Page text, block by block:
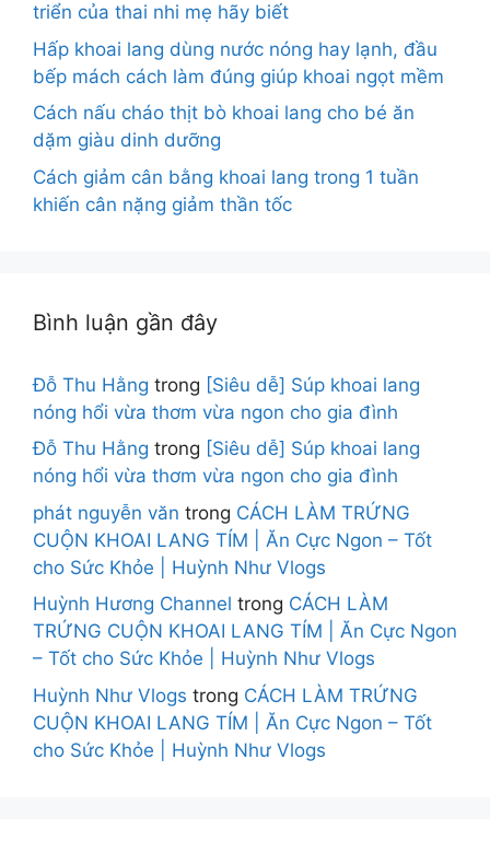
triển của thai nhi mẹ hãy biết
Hấp khoai lang dùng nước nóng hay lạnh, đầu
bếp mách cách làm đúng giúp khoai ngọt mềm
Cách nấu cháo thịt bò khoai lang cho bé ăn
dặm giàu dinh dưỡng
Cách giảm cân bằng khoai lang trong 1 tuần
khiến cân nặng giảm thần tốc
Bình luận gần đây
Đỗ Thu Hằng trong [Siêu dễ] Súp khoai lang
nóng hổi vừa thơm vừa ngon cho gia đình
Đỗ Thu Hằng trong [Siêu dễ] Súp khoai lang
nóng hổi vừa thơm vừa ngon cho gia đình
phát nguyễn văn trong CÁCH LÀM TRỨNG
CUỘN KHOAI LANG TÍM | Ăn Cực Ngon – Tốt
cho Sức Khỏe | Huỳnh Như Vlogs
Huỳnh Hương Channel trong CÁCH LÀM
TRỨNG CUỘN KHOAI LANG TÍM | Ăn Cực Ngon
– Tốt cho Sức Khỏe | Huỳnh Như Vlogs
Huỳnh Như Vlogs trong CÁCH LÀM TRỨNG
CUỘN KHOAI LANG TÍM | Ăn Cực Ngon – Tốt
cho Sức Khỏe | Huỳnh Như Vlogs